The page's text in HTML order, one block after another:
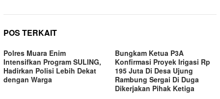
POS TERKAIT
Polres Muara Enim
Intensifkan Program SULING,
Hadirkan Polisi Lebih Dekat
dengan Warga
Bungkam Ketua P3A
Konfirmasi Proyek Irigasi Rp
195 Juta Di Desa Ujung
Rambung Sergai Di Duga
Dikerjakan Pihak Ketiga